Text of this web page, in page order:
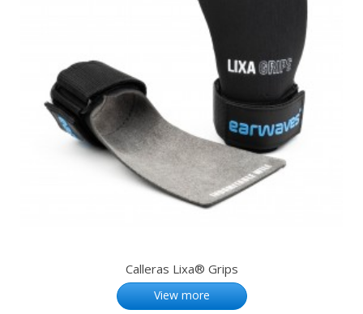
Calleras Lixa® Grips
View more